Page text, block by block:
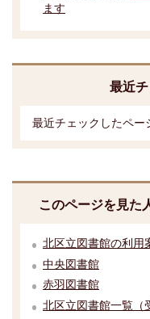
ます
最近
最近チェックしたペー
このページを見た
北区立図書館の利用
中央図書館
赤羽図書館
北区立図書館一覧（